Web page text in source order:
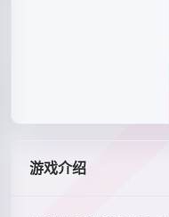
游戏介绍